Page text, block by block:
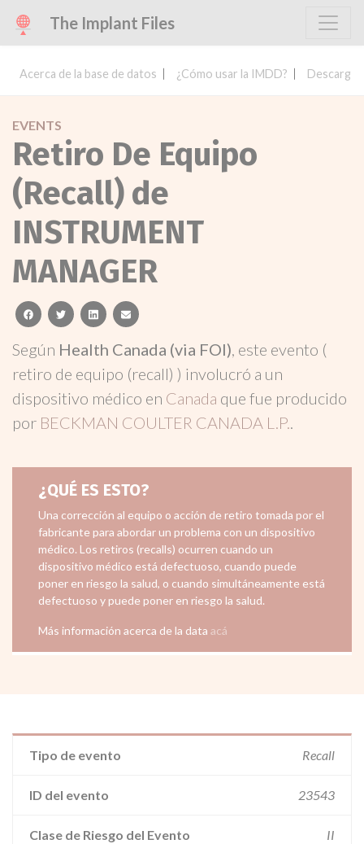
The Implant Files
Acerca de la base de datos ¿Cómo usar la IMDD? Descargar
EVENTS
Retiro De Equipo
(Recall) de
INSTRUMENT
MANAGER
facebooktwitterlinkedinemail
Según Health Canada (via FOI), este evento (
retiro de equipo (recall) ) involucró a un
dispositivo médico en Canada que fue producido
por BECKMAN COULTER CANADA L.P..
¿QUÉ ES ESTO?
Una corrección al equipo o acción de retiro tomada por el
fabricante para abordar un problema con un dispositivo
médico. Los retiros (recalls) ocurren cuando un
dispositivo médico está defectuoso, cuando puede
poner en riesgo la salud, o cuando simultáneamente está
defectuoso y puede poner en riesgo la salud.
Más información acerca de la data acá
Tipo de evento Recall
ID del evento 23543
Clase de Riesgo del Evento II